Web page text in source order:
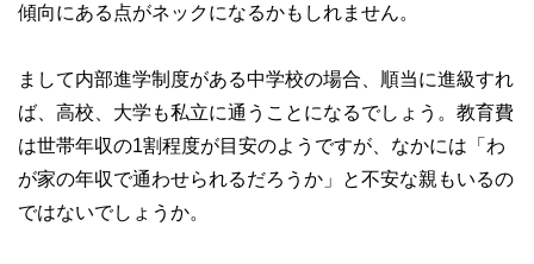
傾向にある点がネックになるかもしれません。
まして内部進学制度がある中学校の場合、順当に進級すれ
ば、高校、大学も私立に通うことになるでしょう。教育費
は世帯年収の1割程度が目安のようですが、なかには「わ
が家の年収で通わせられるだろうか」と不安な親もいるの
ではないでしょうか。